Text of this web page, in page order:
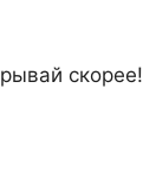
скорее!